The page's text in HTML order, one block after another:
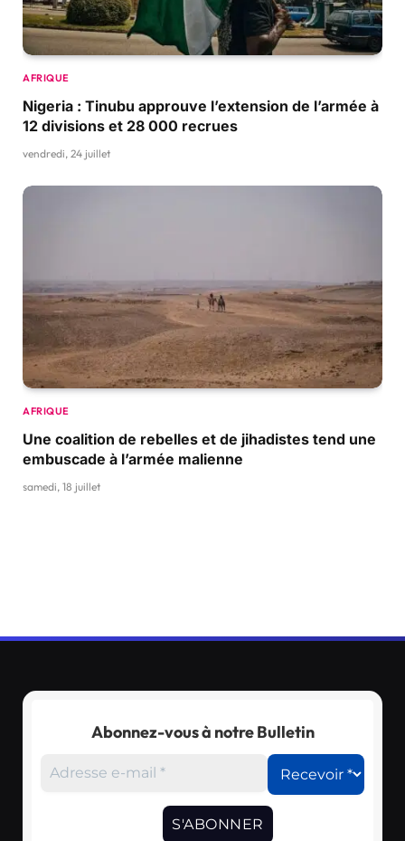
AFRIQUE
Nigeria : Tinubu approuve l’extension de l’armée à
12 divisions et 28 000 recrues
vendredi, 24 juillet
AFRIQUE
Une coalition de rebelles et de jihadistes tend une
embuscade à l’armée malienne
samedi, 18 juillet
Abonnez-vous à notre Bulletin